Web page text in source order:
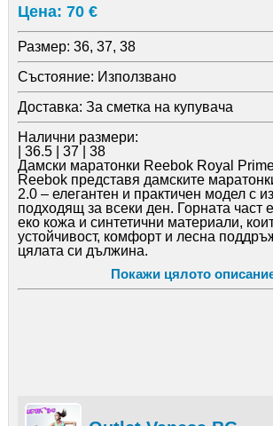
Цена: 70 €
Размер: 36, 37, 38
Състояние: Използвано
Доставка: За сметка на купувача
Налични размери:
| 36.5 | 37 | 38
Дамски маратонки Reebok Royal
Reebok представя дамските
2.0 – елегантен и практичен модел с
подходящ за всеки ден. Горната част
еко кожа и синтетични материали,
устойчивост, комфорт и лесна
цялата си дължина.
прецизно регулиране на широчината и
прилягане към крака. Подметката е
Дамски маратонки Reebok Royal Prime
Горна част: еко кожа и синтетични
Покажи цялото